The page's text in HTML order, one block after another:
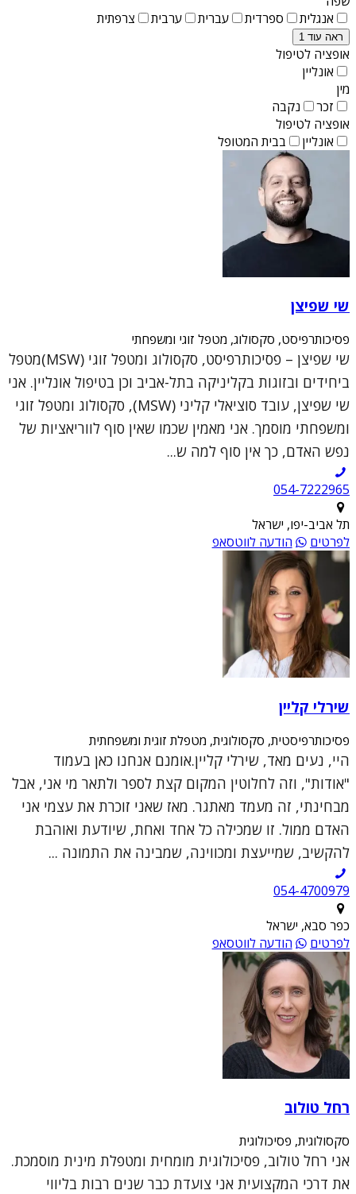
אנגלית
ספרדית עברית ערבית צרפתית
ראה עוד 1
אופציה לטיפול
אונליין
מין
זכר
נקבה
אופציה לטיפול
אונליין
בבית המטופל
שי שפיצן
פסיכותרפיסט, סקסולוג, מטפל זוגי ומשפחתי
שי שפיצן – פסיכותרפיסט, סקסולוג ומטפל זוגי (MSW)מטפל
ביחידים ובזוגות בקליניקה בתל-אביב וכן בטיפול אונליין. אני
שי שפיצן, עובד סוציאלי קליני (MSW), סקסולוג ומטפל זוגי
ומשפחתי מוסמך. אני מאמין שכמו שאין סוף לווריאציות של
נפש האדם, כך אין סוף למה ש...
054-7222965
תל אביב-יפו, ישראל
לפרטים
הודעה לווטסאפ
שירלי קליין
פסיכותרפיסטית, סקסולוגית, מטפלת זוגית ומשפחתית
היי, נעים מאד, שירלי קליין.אומנם אנחנו כאן בעמוד
"אודות", וזה לחלוטין המקום קצת לספר ולתאר מי אני, אבל
מבחינתי, זה מעמד מאתגר. מאז שאני זוכרת את עצמי אני
האדם ממול. זו שמכילה כל אחד ואחת, שיודעת ואוהבת
להקשיב, שמייעצת ומכווינה, שמבינה את התמונה ...
054-4700979
כפר סבא, ישראל
לפרטים
הודעה לווטסאפ
רחל טולוב
סקסולוגית, פסיכולוגית
אני רחל טולוב, פסיכולוגית מומחית ומטפלת מינית מוסמכת.
את דרכי המקצועית אני צועדת כבר שנים רבות בליווי